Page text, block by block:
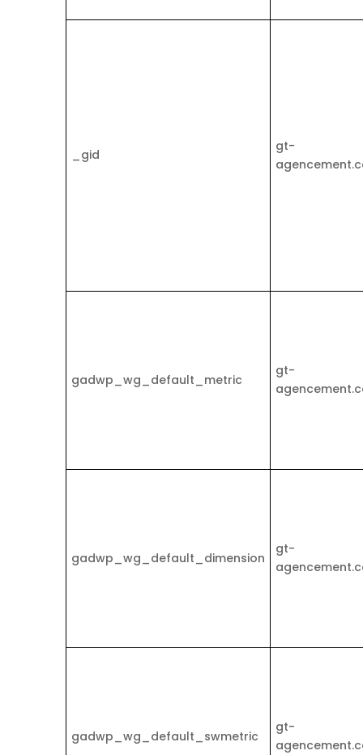
_gid
gt-
gadwp_wg_default_metric
gt-
gadwp_wg_default_dimension
gt-
gadwp_wg_default_swmetric
gt-